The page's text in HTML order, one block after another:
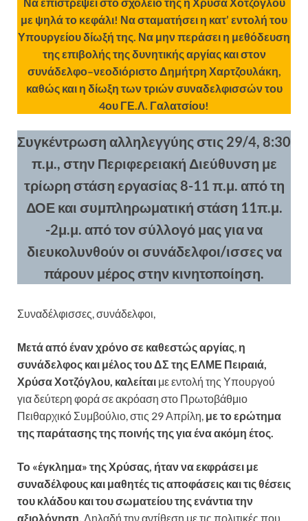
με ψηλά το κεφάλι! Να σταματήσει η κατ’ εντολή του
Υπουργείου δίωξή της. Να μην περάσει η μεθόδευση
της επιβολής της δυνητικής αργίας και στον
συνάδελφο–νεοδιόριστο Δημήτρη Χαρτζουλάκη,
καθώς και η δίωξη των τριών συναδελφισσών του
4ου ΓΕ.Λ. Γαλατσίου!
Συγκέντρωση αλληλεγγύης στις 29/4, 8:30
π.μ., στην Περιφερειακή Διεύθυνση με
τρίωρη στάση εργασίας 8-11 π.μ. από τη
ΔΟΕ και συμπληρωματική στάση 11π.μ.
-2μ.μ. από τον σύλλογό μας για να
διευκολυνθούν οι συνάδελφοι/ισσες να
πάρουν μέρος στην κινητοποίηση.
Συναδέλφισσες, συνάδελφοι,
Μετά από έναν χρόνο σε καθεστώς αργίας η
συνάδελφος και μέλος του ΔΣ της ΕΛΜΕ Πειραιά,
Χρύσα Χοτζόγλου, καλείται με εντολή της Υπουργού
για δεύτερη φορά σε ακρόαση στο Πρωτοβάθμιο
Πειθαρχικό Συμβούλιο, στις 29 Απρίλη, με το ερώτημα
της παράτασης της ποινής της για ένα ακόμη έτος.
Το «έγκλημα» της Χρύσας, ήταν να εκφράσει με
συναδέλφους και μαθητές τις αποφάσεις και τις θέσεις
του κλάδου και του σωματείου της ενάντια την
αξιολόγηση. Δηλαδή την αντίθεση με τις πολιτικές που